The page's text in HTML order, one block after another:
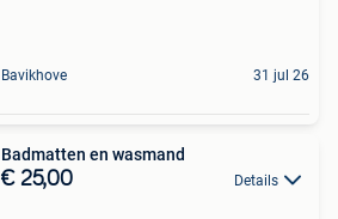
Bavikhove 31 jul 26
Badmatten en wasmand
€ 25,00 Details